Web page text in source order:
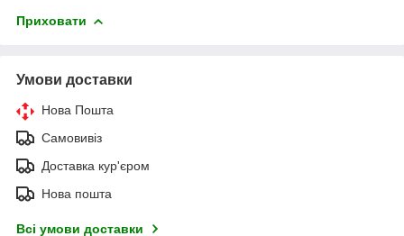
Приховати
Умови доставки
Нова Пошта
Самовивіз
Доставка кур'єром
Нова пошта
Всі умови доставки